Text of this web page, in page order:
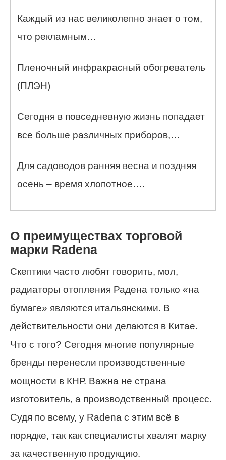
Каждый из нас великолепно знает о том,
что рекламным…
Пленочный инфракрасный обогреватель
(ПЛЭН)
Сегодня в повседневную жизнь попадает
все больше различных приборов,…
Для садоводов ранняя весна и поздняя
осень – время хлопотное….
О преимуществах торговой
марки Radena
Скептики часто любят говорить, мол,
радиаторы отопления Радена только «на
бумаге» являются итальянскими. В
действительности они делаются в Китае.
Что с того? Сегодня многие популярные
бренды перенесли производственные
мощности в КНР. Важна не страна
изготовитель, а производственный процесс.
Судя по всему, у Radena с этим всё в
порядке, так как специалисты хвалят марку
за качественную продукцию.